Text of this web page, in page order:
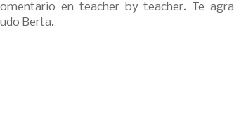
en teacher by teacher. Te
Berta.